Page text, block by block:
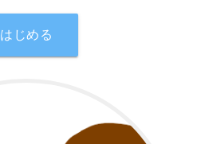
はじめる